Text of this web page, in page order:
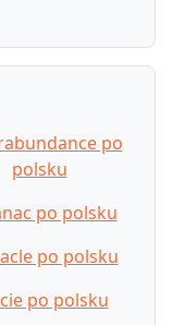
po
polsku
po polsku
po polsku
po polsku